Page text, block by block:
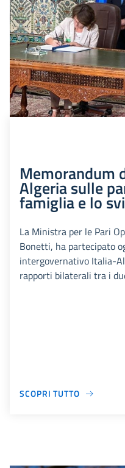
Memorandum
Algeria sulle
famiglia e lo
La Ministra per le Pari
Bonetti, ha partecipato
intergovernativo Italia-
rapporti bilaterali tra i
SCOPRI TUTTO